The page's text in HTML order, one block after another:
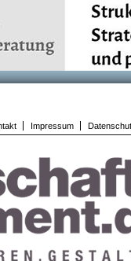
Impressum